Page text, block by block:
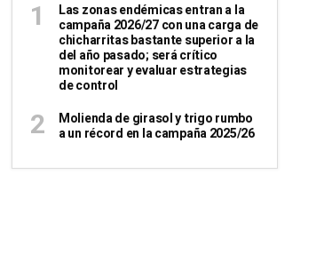
Las zonas endémicas entran a la
campaña 2026/27 con una carga de
chicharritas bastante superior a la
del año pasado; será crítico
monitorear y evaluar estrategias
de control
Molienda de girasol y trigo rumbo
a un récord en la campaña 2025/26